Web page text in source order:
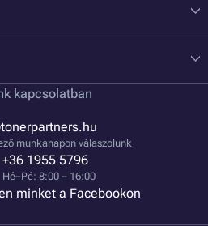
kapcsolatban
munkanapon válaszolunk
+36 1955 5796
Hé–Pé: 8:00 – 16:00
minket a Facebookon